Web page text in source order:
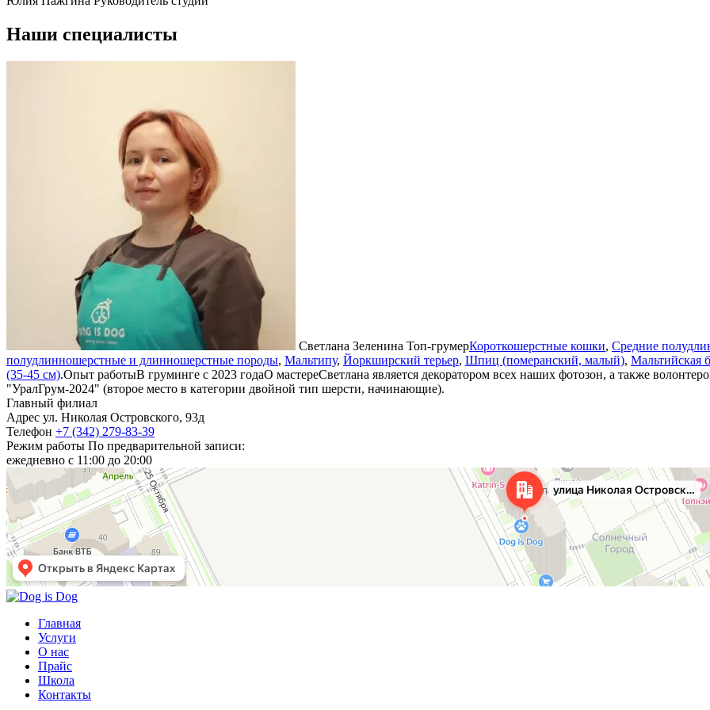
Наши специалисты
Светлана Зеленина Топ-грумерКороткошерстные кошки, Средние
полудлинношерстные и длинношерстные породы, Мальтипу, Йоркширский терьер, Шпиц (померанский, малый), Мальтийская
(35-45 см).Опыт работыВ груминге с 2023 годаО мастереСветлана является декоратором всех наших фотозон, а также
"УралГрум-2024" (второе место в категории двойной тип шерсти, начинающие).
Главный филиал
Адрес ул. Николая Островского, 93д
Телефон +7 (342) 279-83-39
Режим работы По предварительной записи:
ежедневно с 11:00 до 20:00
Главная
Услуги
О нас
Прайс
Школа
Контакты